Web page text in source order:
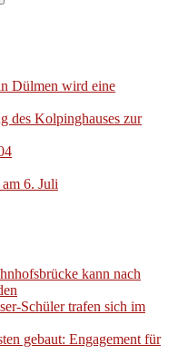
Dülmen wird eine
des Kolpinghauses zur
6. Juli
kann nach
Schüler trafen sich im
gebaut: Engagement für